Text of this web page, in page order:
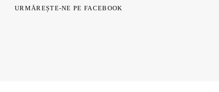
URMĂREȘTE-NE PE FACEBOOK